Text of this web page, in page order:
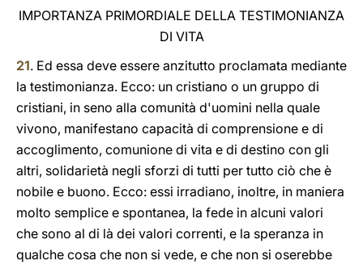
IMPORTANZA PRIMORDIALE DELLA TESTIMONIANZA
DI VITA
21. Ed essa deve essere anzitutto proclamata mediante
la testimonianza. Ecco: un cristiano o un gruppo di
cristiani, in seno alla comunità d'uomini nella quale
vivono, manifestano capacità di comprensione e di
accoglimento, comunione di vita e di destino con gli
altri, solidarietà negli sforzi di tutti per tutto ciò che è
nobile e buono. Ecco: essi irradiano, inoltre, in maniera
molto semplice e spontanea, la fede in alcuni valori
che sono al di là dei valori correnti, e la speranza in
qualche cosa che non si vede, e che non si oserebbe